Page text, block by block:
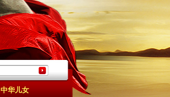
台北秋祭白色恐怖受难者 吁两岸铭记历史共谋复兴 [2025/11/
中华儿女